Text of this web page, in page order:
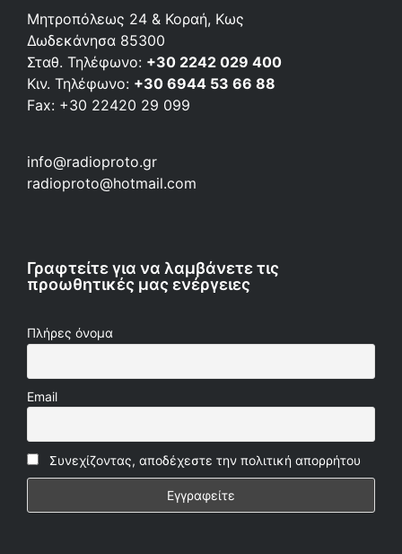
Μητροπόλεως 24 & Κοραή, Κως
Δωδεκάνησα 85300
Σταθ. Τηλέφωνο: +30 2242 029 400
Κιν. Τηλέφωνο: +30 6944 53 66 88
Fax: +30 22420 29 099
info@radioproto.gr
radioproto@hotmail.com
Γραφτείτε για να λαμβάνετε τις
προωθητικές μας ενέργειες
Πλήρες όνομα
Email
Συνεχίζοντας, αποδέχεστε την πολιτική απορρήτου